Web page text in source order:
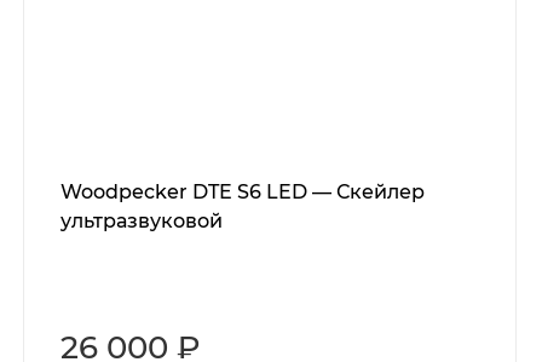
Woodpecker DTE S6 LED — Скейлер
ультразвуковой
26 000 ₽